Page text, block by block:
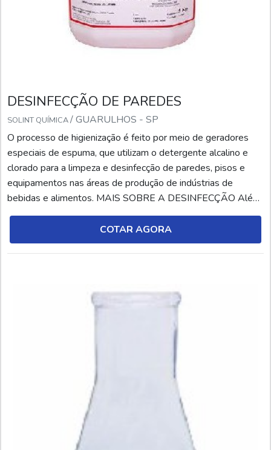
DESINFECÇÃO DE PAREDES
SOLINT QUÍMICA/ GUARULHOS - SP
O processo de higienização é feito por meio de geradores
especiais de espuma, que utilizam o detergente alcalino e
clorado para a limpeza e desinfecção de paredes, pisos e
equipamentos nas áreas de produção de indústrias de
bebidas e alimentos. MAIS SOBRE A DESINFECÇÃO Além
de ter aplicação indicada em cozinhas profissionais, o produto
é um excelente limpador, já que possui uma espuma rica e
estável. Ele, aliás, é responsável por formul...
COTAR AGORA